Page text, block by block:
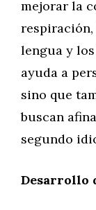
mejorar la
respiración,
lengua y
ayuda a
sino que
buscan
segundo
Desarrollo